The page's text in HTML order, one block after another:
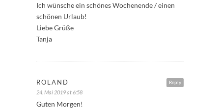
Ich wünsche ein schönes Wochenende / einen
schönen Urlaub!
Liebe Grüße
Tanja
Reply
ROLAND
24. Mai 2019 at 6:58
Guten Morgen!